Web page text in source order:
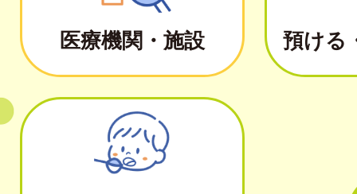
医療機関・施設 預ける